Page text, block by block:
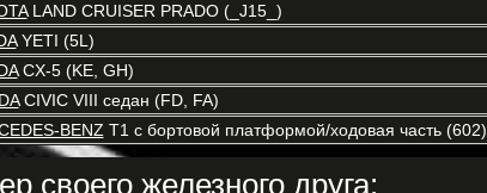
LAND CRUISER PRADO (_J15_)
YETI (5L)
CX-5 (KE, GH)
CIVIC VIII седан (FD, FA)
BENZT1 c бортовой платформой/ходовая часть (602)
своего железного друга: